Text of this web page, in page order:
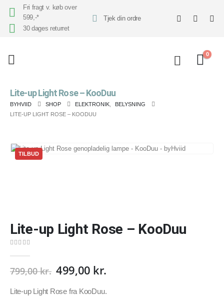
Fri fragt v. køb over
599,-*
30 dages returret
Tjek din ordre
0
Lite-up Light Rose – KooDuu
BYHVIID SHOP ELEKTRONIK
BELYSNING
LITE-UP LIGHT ROSE – KOODUU
TILBUD
Lite-up Light Rose – KooDuu
799,00kr. 499,00 kr.
Lite-up Light Rose fra KooDuu.